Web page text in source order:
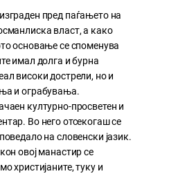
пред паѓањето на
власт, а како
основање се споменува
имал долга и бурна
високи дострели, но и
и ограбувања.
културно-просветен и
Во него отсекогаш се
на словенски јазик.
овој манастир се
христијаните, туку и